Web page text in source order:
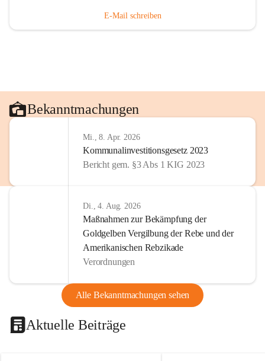
E-Mail schreiben
Bekanntmachungen
Mi., 8. Apr. 2026
Kommunalinvestitionsgesetz 2023
Bericht gem. §3 Abs 1 KIG 2023
Di., 4. Aug. 2026
Maßnahmen zur Bekämpfung der
Goldgelben Vergilbung der Rebe und der
Amerikanischen Rebzikade
Verordnungen
Alle Bekanntmachungen sehen
Aktuelle Beiträge